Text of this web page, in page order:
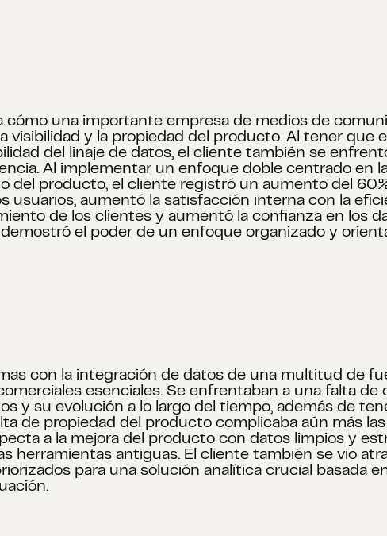
cómo una importante empresa de medios de
visibilidad y la propiedad del producto. Al tener
del linaje de datos, el cliente también se
Al implementar un enfoque doble centrado en
del producto, el cliente registró un aumento del
usuarios, aumentó la satisfacción interna con la
de los clientes y aumentó la confianza en los
el poder de un enfoque organizado y
con la integración de datos de una multitud de
esenciales. Se enfrentaban a una falta
y su evolución a lo largo del tiempo, además de
de propiedad del producto complicaba aún más
a la mejora del producto con datos limpios y
herramientas antiguas. El cliente también se vio
para una solución analítica crucial basada